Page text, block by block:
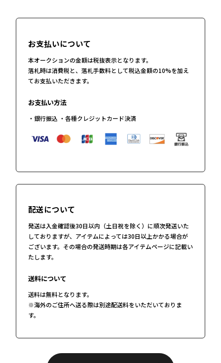
お支払いについて
本オークションの金額は税抜表示となります。
落札時は消費税と、落札手数料として税込金額の10%を加え
てお支払いただきます。
お支払い方法
・銀行振込 ・各種クレジットカード決済
配送について
発送は入金確認後30日以内（土日祝を除く）に順次発送いた
しておりますが、アイテムによっては30日以上かかる場合が
ございます。その場合の発送時期は各アイテムページに記載い
たします。
送料について
送料は無料となります。
※海外のご住所へ送る際は別途配送料をいただいておりま
す。